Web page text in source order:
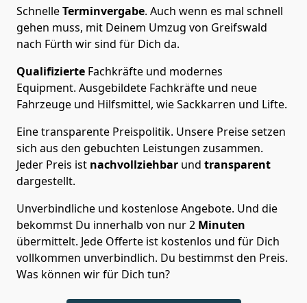
SchnelleTerminvergabe. Auch wenn es mal schnell
gehen muss, mit Deinem Umzug von Greifswald
nach Fürth wir sind für Dich da.
Qualifizierte Fachkräfte und modernes
Equipment. Ausgebildete Fachkräfte und neue
Fahrzeuge und Hilfsmittel, wie Sackkarren und Lifte.
Eine transparente Preispolitik. Unsere Preise setzen
sich aus den gebuchten Leistungen zusammen.
Jeder Preis ist nachvollziehbar und transparent
dargestellt.
Unverbindliche und kostenlose Angebote. Und die
bekommst Du innerhalb von nur2 Minuten
übermittelt. Jede Offerte ist kostenlos und für Dich
vollkommen unverbindlich. Du bestimmst den Preis.
Was können wir für Dich tun?